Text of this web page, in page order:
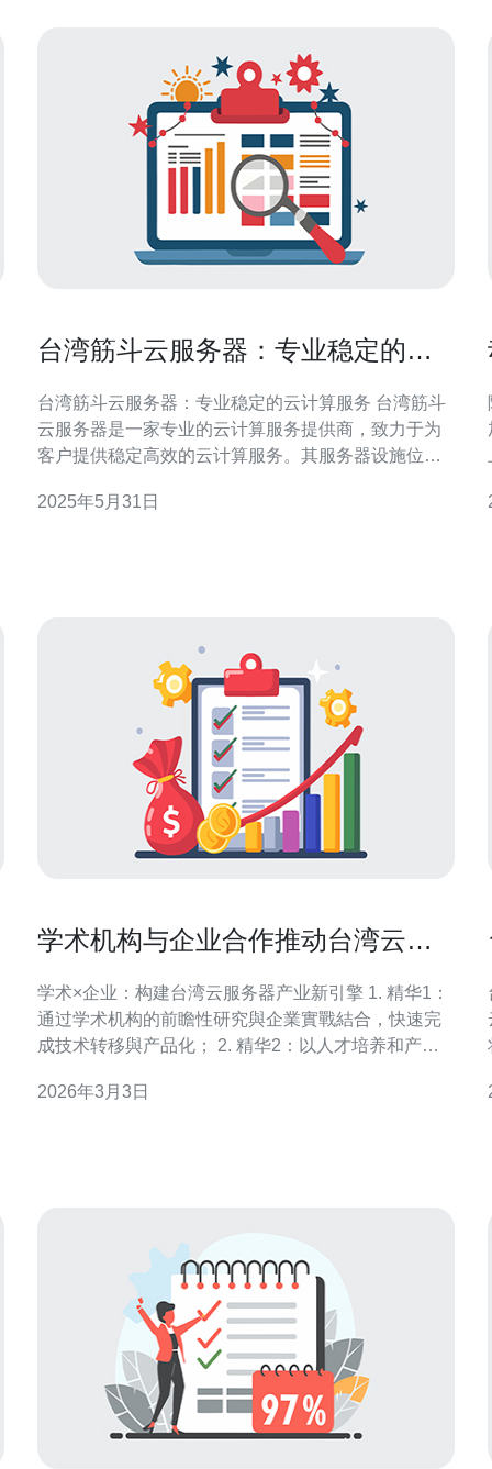
台湾筋斗云服务器：专业稳定的云
台湾筋斗云服务器：专业稳定的云计算服务 台湾筋斗
云服务器是一家专业的云计算服务提供商，致力于为
客户提供稳定高效的云计算服务。其服务器设施位于
1. 专业团队：台湾筋斗云服务器拥有一支经验丰富的
2025年5月31日
学术机构与企业合作推动台湾云服
学术×企业：构建台湾云服务器产业新引擎 1. 精华1：
通过学术机构的前瞻性研究與企業實戰結合，快速完
成技术转移與产品化； 2. 精华2：以人才培养和产学
3：建立以开源、标准与合规为基础的产业生态，让台
2026年3月3日